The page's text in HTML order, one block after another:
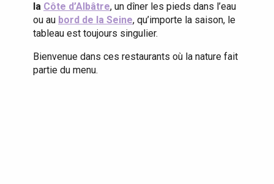
la Côte d’Albâtre, un dîner les pieds dans l’eau
ou au bord de la Seine, qu’importe la saison, le
tableau est toujours singulier.
Bienvenue dans ces restaurants où la nature fait
partie du menu.